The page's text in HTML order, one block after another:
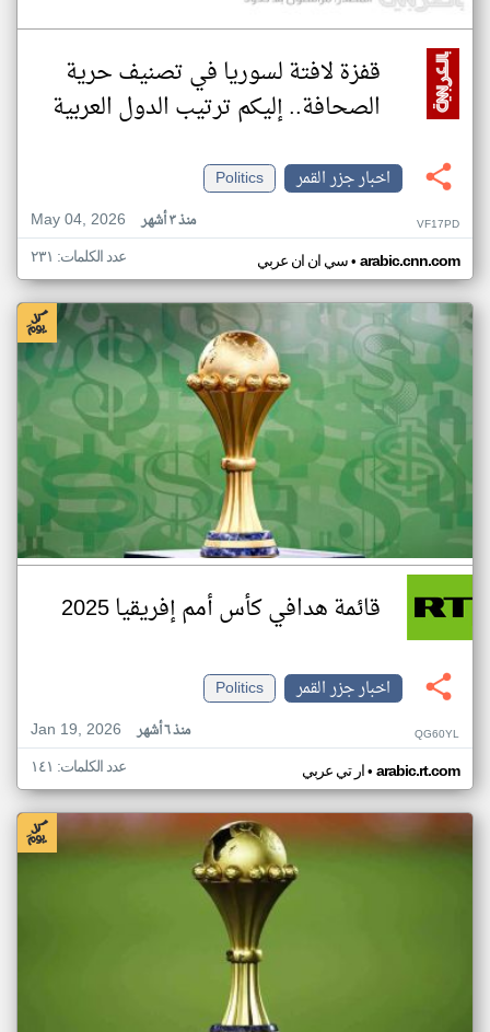
قفزة لافتة لسوريا في تصنيف حرية
الصحافة.. إليكم ترتيب الدول العربية
اخبار جزر القمر
Politics
May 04, 2026
منذ ٣ أشهر VF17PD
سي ان ان عربي• arabic.cnn.com عدد الكلمات: ٢٣١
قائمة هدافي كأس أمم إفريقيا 2025
اخبار جزر القمر
Politics
Jan 19, 2026
منذ ٦ أشهر QG60YL
ار تي عربي• arabic.rt.com عدد الكلمات: ١٤١